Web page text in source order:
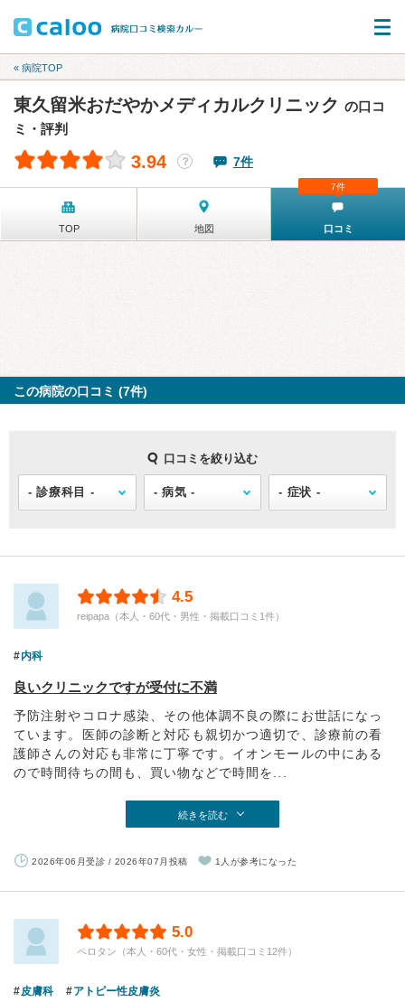
« 病院TOP
東久留米おだやかメディカルクリニック の口コ
ミ・評判
3.94 ？ 7件
TOP 地図 口コミ
7件
この病院の口コミ (7件)
口コミを絞り込む
4.5
reipapa（本人・60代・男性・掲載口コミ1件）
内科
良いクリニックですが受付に不満
予防注射やコロナ感染、その他体調不良の際にお世話になっ
ています。医師の診断と対応も親切かつ適切で、診療前の看
護師さんの対応も非常に丁寧です。イオンモールの中にある
ので時間待ちの間も、買い物などで時間を...
続きを読む
2026年06月受診 / 2026年07月投稿 1人が参考になった
5.0
ペロタン（本人・60代・女性・掲載口コミ12件）
皮膚科 アトピー性皮膚炎